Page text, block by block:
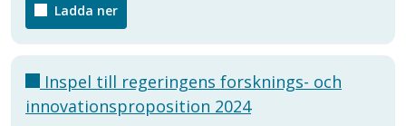
Ladda ner
Inspel till regeringens forsknings- och
innovationsproposition 2024